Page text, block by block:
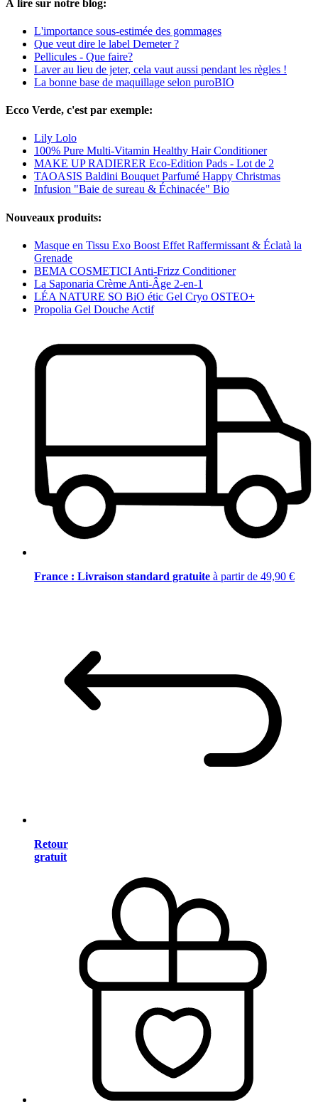
À lire sur notre blog:
L'importance sous-estimée des gommages
Que veut dire le label Demeter ?
Pellicules - Que faire?
Laver au lieu de jeter, cela vaut aussi pendant les règles !
La bonne base de maquillage selon puroBIO
Ecco Verde, c'est par exemple:
Lily Lolo
100% Pure Multi-Vitamin Healthy Hair Conditioner
MAKE UP RADIERER Eco-Edition Pads - Lot de 2
TAOASIS Baldini Bouquet Parfumé Happy Christmas
Infusion "Baie de sureau & Échinacée" Bio
Nouveaux produits:
Masque en Tissu Exo Boost Effet Raffermissant & Éclatà la
Grenade
BEMA COSMETICI Anti-Frizz Conditioner
La Saponaria Crème Anti-Âge 2-en-1
LÉA NATURE SO BiO étic Gel Cryo OSTEO+
Propolia Gel Douche Actif
France : Livraison standard gratuite à partir de 49,90 €
Retour
gratuit